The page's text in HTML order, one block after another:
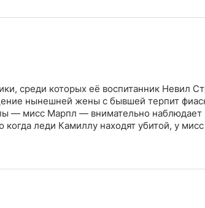
среди которых её воспитанник Невил
нынешней жены с бывшей терпит
— мисс Марпл — внимательно наблюдает
когда леди Камиллу находят убитой, у